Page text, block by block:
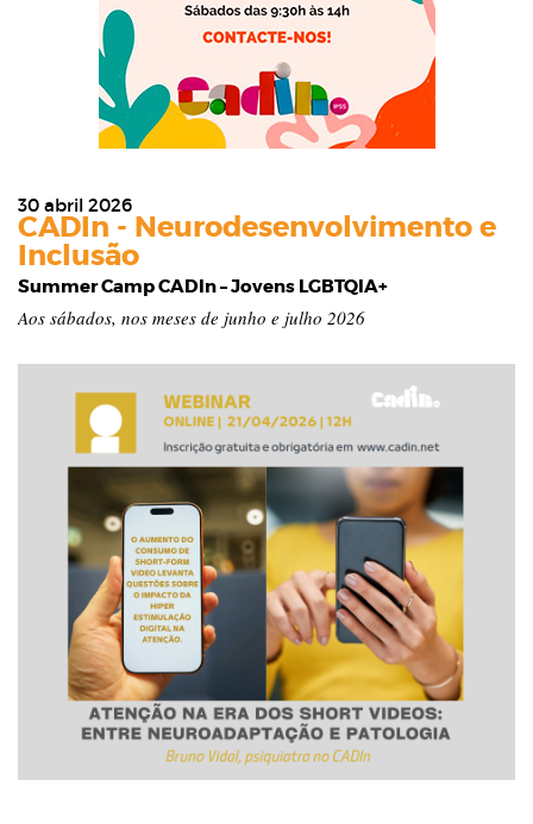
30 abril 2026
CADIn - Neurodesenvolvimento e
Inclusão
Summer Camp CADIn – Jovens LGBTQIA+
Aos sábados, nos meses de junho e julho 2026